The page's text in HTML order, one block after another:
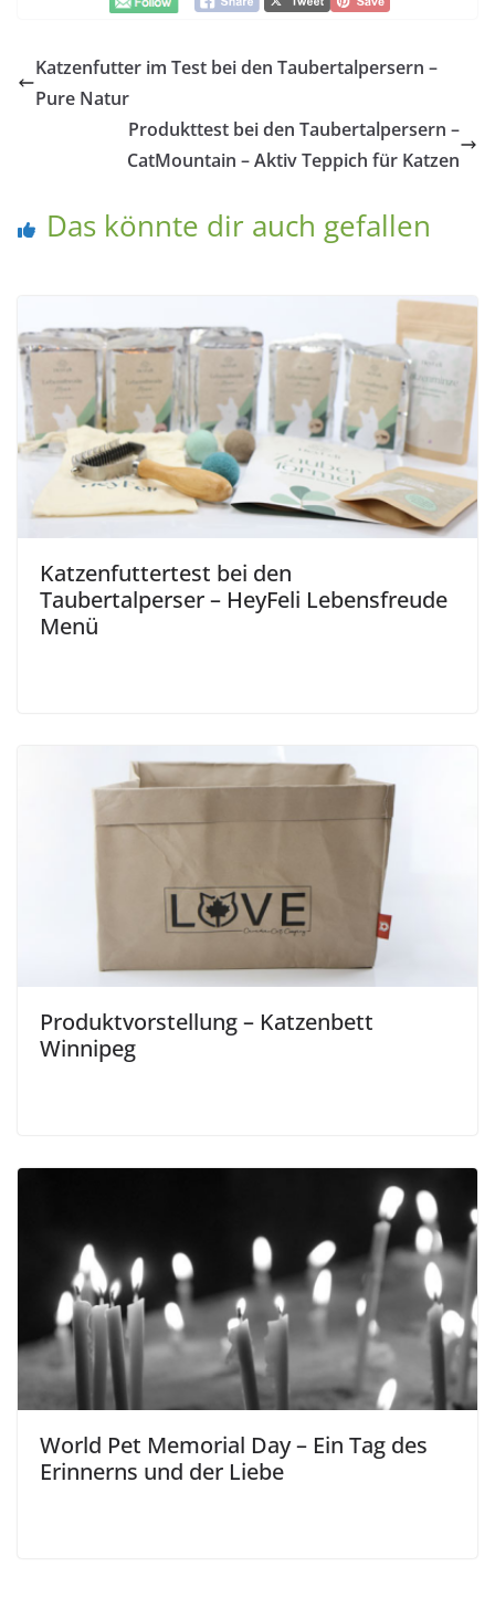
Katzenfutter im Test bei den Taubertalpersern –
Pure Natur
Produkttest bei den Taubertalpersern –
CatMountain – Aktiv Teppich für Katzen
Das könnte dir auch gefallen
Katzenfuttertest bei den
Taubertalperser – HeyFeli Lebensfreude
Menü
Produktvorstellung – Katzenbett
Winnipeg
World Pet Memorial Day – Ein Tag des
Erinnerns und der Liebe